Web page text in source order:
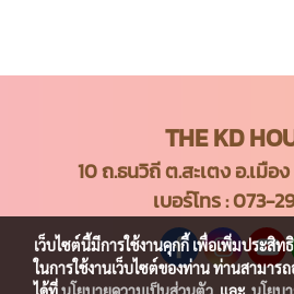
THE KD
10 ถ.ธนวิถี ต.สะเตง อ.เมือ
เบอร์โทร :073-
เว็บไซต์นี้มีการใช้งานคุกกี้ เพื่อเพิ่มประสิ
ในการใช้งานเว็บไซต์ของท่าน ท่านสามาร